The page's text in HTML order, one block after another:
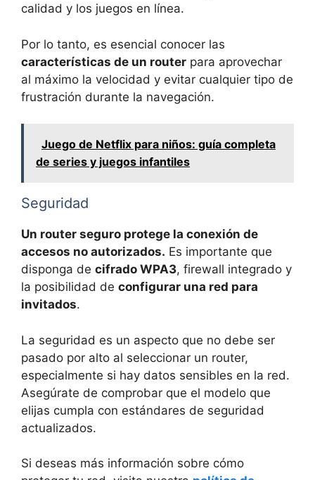
calidad y los juegos en línea.
Por lo tanto, es esencial conocer las
características de un router para aprovechar
al máximo la velocidad y evitar cualquier tipo de
frustración durante la navegación.
Juego de Netflix para niños: guía completa
de series y juegos infantiles
Seguridad
Un router seguro protege la conexión de
accesos no autorizados. Es importante que
disponga de cifrado WPA3, firewall integrado y
la posibilidad de configurar una red para
invitados.
La seguridad es un aspecto que no debe ser
pasado por alto al seleccionar un router,
especialmente si hay datos sensibles en la red.
Asegúrate de comprobar que el modelo que
elijas cumpla con estándares de seguridad
actualizados.
Si deseas más información sobre cómo